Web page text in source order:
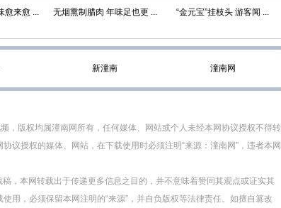
愈来愈 ... 无烟熏制腊肉 年味足也更 ... “金元宝”挂枝头 游客闻 ...
新潼南 潼南网
，版权均属潼南网所有，任何媒体、网站或个人未经本网协议授权不得转
议授权的媒体、网站，在下载使用时必须注明“来源：潼南网”，违者本网
，本网转载出于传递更多信息之目的，并不意味着赞同其观点或证实其
用，必须保留本网注明的“来源”，并自负版权等法律责任。如擅自篡改